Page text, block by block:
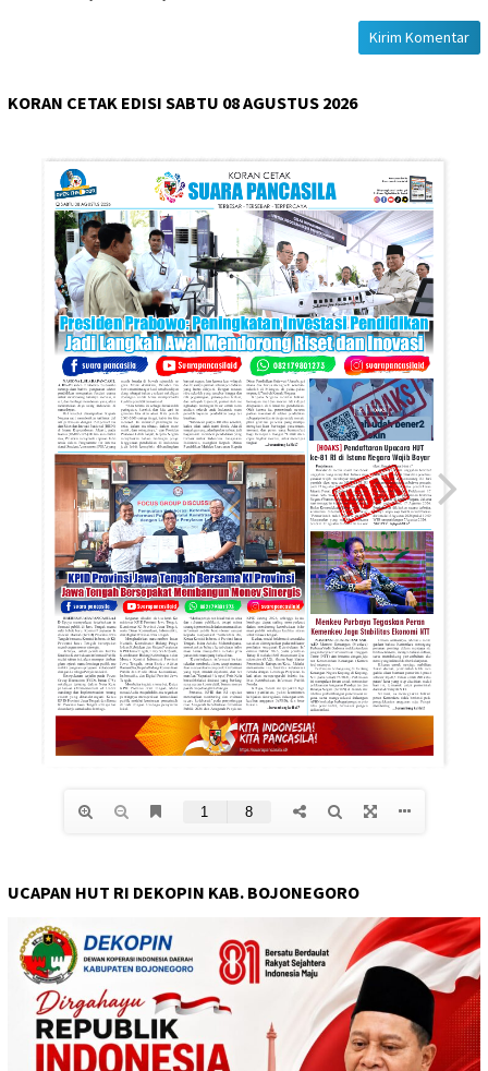
KORAN CETAK EDISI SABTU 08 AGUSTUS 2026
UCAPAN HUT RI DEKOPIN KAB. BOJONEGORO